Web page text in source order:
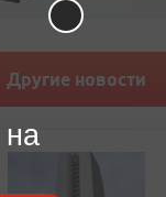
Другие новости